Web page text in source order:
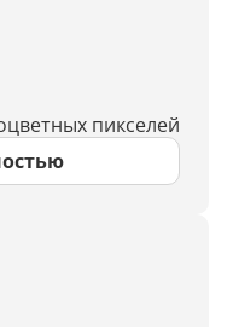
пикселей